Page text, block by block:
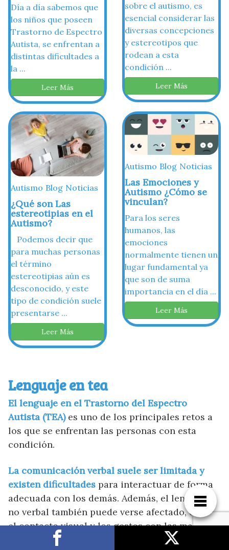
Día a día sabemos que
los niños que poseen
Trastorno de Espectro
Autista, se enfrentan a
distintas dificultades a
la ...
Leer Más
sobre el autismo, es
esencial considerar las
diversas concepciones
y estereotipos que
rodean a esta
condición ...
Leer Más
Autismo Blog Noticias
¿Qué son Las
estereotipias en el
Autismo?
Podemos decir que
para muchas personas
el término
estereotipias aún es
desconocido, y este
tipo de condición suele
presentarse ...
Leer Más
Autismo Blog Noticias
Las Emociones y
Autismo ¿Cómo se
vinculan?
Para los seres
humanos, las
emociones
normalmente tienen un
lugar fundamental ya
que son de suma
importancia en el día ...
Leer Más
Lenguaje en tea
El lenguaje en el Trastorno del Espectro
Autista (TEA)es uno de los principales retos a
los que se enfrentan las personas con esta
condición.
La comunicación verbal suele ser limitada y
existen dificultades para interactuar de forma
adecuada con los demás. Además, el lenguaje
no verbal también puede verse afectado, como
el contacto visual y los gestos con las manos.